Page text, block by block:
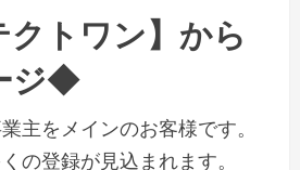
トワン】から
ジ◆
主をメインのお客様です。
の登録が見込まれます。